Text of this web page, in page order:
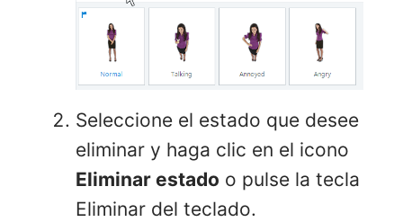
Seleccione el estado que desee
eliminar y haga clic en el icono
Eliminar estado o pulse la tecla
Eliminar del teclado.